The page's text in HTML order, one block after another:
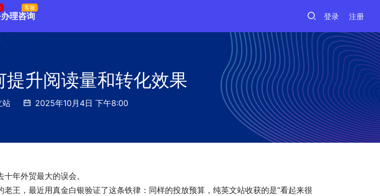
办理咨询
客服
登录 注册
提升阅读量和转化效果
站 2025年10月4日 下午8:00
年外贸最大的误会。
王，最近用真金白银验证了这条铁律：同样的投放预算，纯英文站收获的是“看起来很